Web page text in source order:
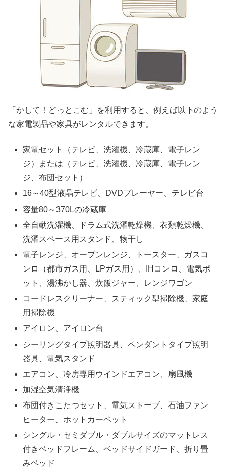
「かして！どっとこむ」を利用すると、例えば以下のよう
な家電製品や家具がレンタルできます。
家電セット（テレビ、洗濯機、冷蔵庫、電子レン
ジ）または（テレビ、洗濯機、冷蔵庫、電子レン
ジ、布団セット）
16～40型液晶テレビ、DVDプレーヤー、テレビ台
容量80～370Lの冷蔵庫
全自動洗濯機、ドラム式洗濯乾燥機、衣類乾燥機、
洗濯スペース用スタンド、物干し
電子レンジ、オーブンレンジ、トースター、ガスコ
ンロ（都市ガス用、LPガス用）、IHコンロ、電気ポ
ット、湯沸かし器、炊飯ジャー、レンジワゴン
コードレスクリーナー、スティック型掃除機、家庭
用掃除機
アイロン、アイロン台
シーリングタイプ照明器具、ペンダントタイプ照明
器具、電気スタンド
エアコン、冷房専用ウインドエアコン、扇風機
加湿空気清浄機
布団付きこたつセット、電気ストーブ、石油ファン
ヒーター、ホットカーペット
シングル・セミダブル・ダブルサイズのマットレス
付きベッドフレーム、ベッドサイドガード、折り畳
みベッド